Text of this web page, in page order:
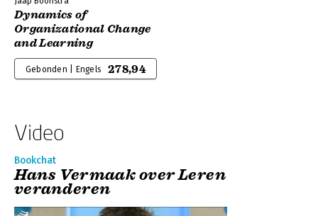
Dynamics of
Organizational Change
and Learning
Gebonden | Engels 278,94
Video
Bookchat
Hans Vermaak over Leren
veranderen